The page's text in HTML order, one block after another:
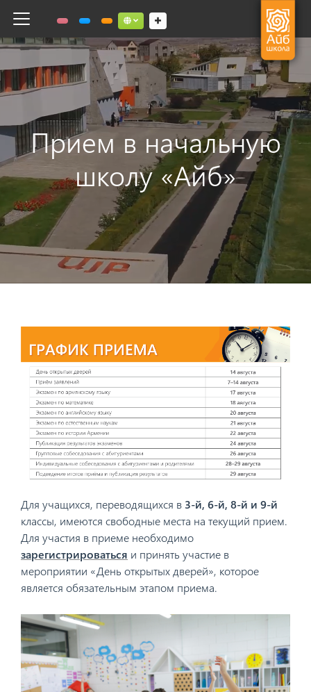
Toggle navigation Social links dropdown button
Прием в начальную
школу «Айб»
Для учащихся, переводящихся в 3-й, 6-й, 8-й и 9-й
классы, имеются свободные места на текущий прием.
Для участия в приеме необходимо
зарегистрироваться и принять участие в
мероприятии «День открытых дверей», которое
является обязательным этапом приема.